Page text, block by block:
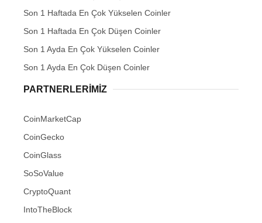
Son 1 Haftada En Çok Yükselen Coinler
Son 1 Haftada En Çok Düşen Coinler
Son 1 Ayda En Çok Yükselen Coinler
Son 1 Ayda En Çok Düşen Coinler
PARTNERLERIMIZ
CoinMarketCap
CoinGecko
CoinGlass
SoSoValue
CryptoQuant
IntoTheBlock